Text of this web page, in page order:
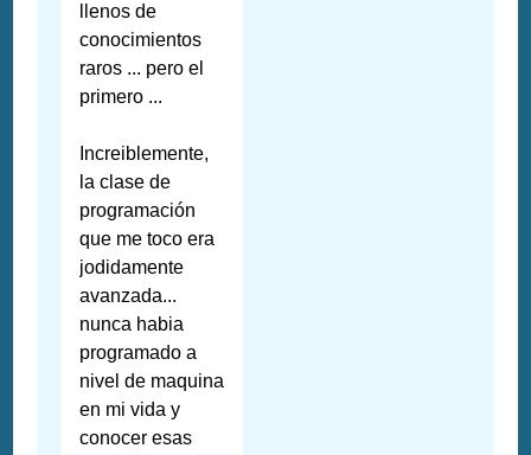
llenos de
conocimientos
raros ... pero el
primero ...
Increiblemente,
la clase de
programación
que me toco era
jodidamente
avanzada...
nunca habia
programado a
nivel de maquina
en mi vida y
conocer esas